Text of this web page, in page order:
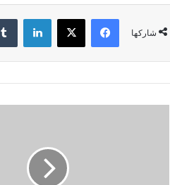
شاركها
فيسبوك لينكدإن